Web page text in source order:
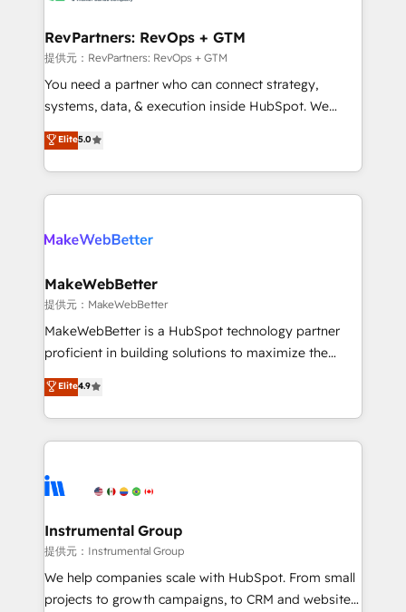
marketing campaigns, & RevOps frameworks that
fuel long-term success We connect the entire
customer lifecycle through seamless integrations,
ensure long-term adoption with change-
and service to drive sustainable growth With 6 key
HubSpot accreditations and experience across
RevPartners: RevOps + GTM
提供元：RevPartners: RevOps + GTM
You need a partner who can connect strategy,
systems, data, & execution inside HubSpot. We
bridge the gap where most agencies fall short by
combining GTM strategy with technical execution to
solve the right problem with the right solution. As the
only firm in the world to hold Elite Partner
clients gain a unique advantage in CRM architecture,
market execution. Why B2B Businesses Choose RP: -
Secure: Soc2 compliant 🛡️ - Pricing: Implementations
starting at $1,5k 💵 - Speed: Launch in 14 days ⚡ -
Global: 75+ RPers across five continents 🌐 - Scale:
HubSpot Partner 🪴 - Sales Hub: More
implementations than any other Partner 💻 -
agency for an Ops problem. Don't hire a technical
agency for a growth problem. Hire a partner built to
Elite5.0
MakeWebBetter
提供元：MakeWebBetter
MakeWebBetter is a HubSpot technology partner
proficient in building solutions to maximize the
operational efficiency of HubSpot. The fastest-
growing tech-enabler & facilitator, MakeWebBetter,
hands you the blend of HubSpot expertise &
eminent solutions & integrations. Trust us to
Elite Partners with 10+ years of HubSpot experience
Premier Partner 2023 🌟5 HubSpot Accreditations 🌟
Won HubSpot Theme Challenge 2021 🌟INBOUND’19
HubSpot Rising Star Why us? Harnessing the full
potential of the powerful HubSpot CRM. ✔️A team of
Elite4.9
Instrumental Group
提供元：Instrumental Group
We help companies scale with HubSpot. From small
projects to growth campaigns, to CRM and websites.